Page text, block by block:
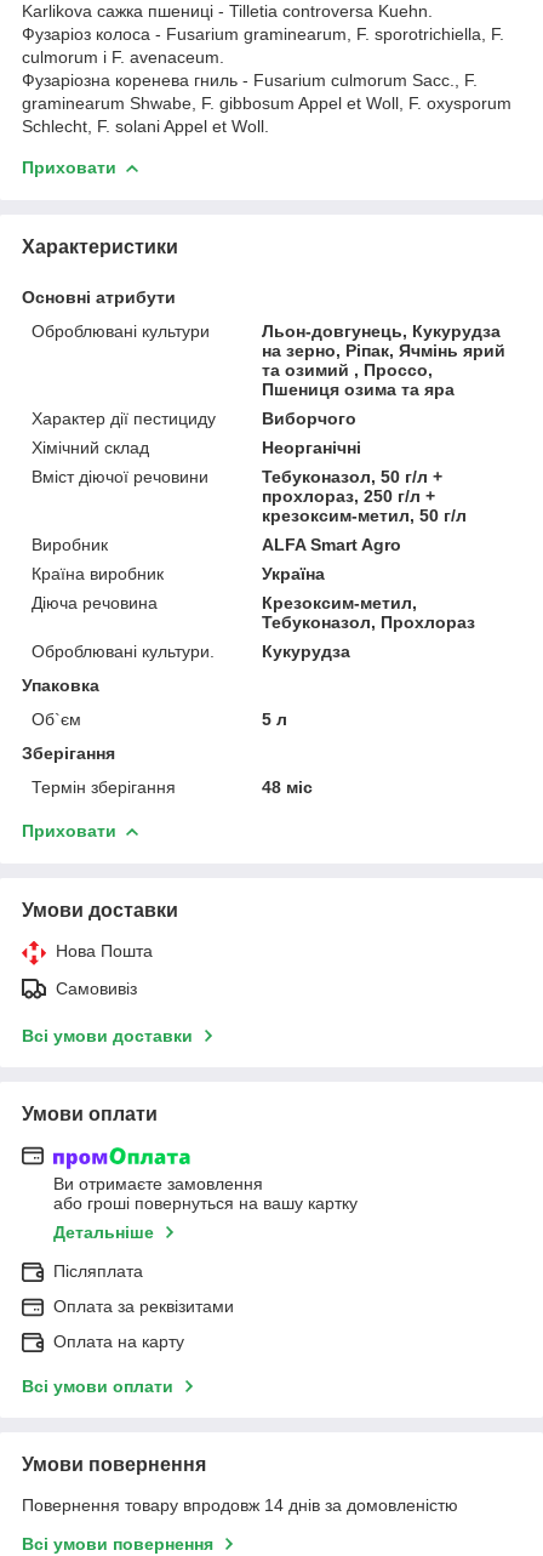
Karlikova сажка пшениці - Tilletia controversa Kuehn.
Фузаріоз колоса - Fusarium graminearum, F. sporotrichiella, F.
culmorum і F. avenaceum.
Фузаріозна коренева гниль - Fusarium culmorum Sacc., F.
graminearum Shwabe, F. gibbosum Appel et Woll, F. oxysporum
Schlecht, F. solani Appel et Woll.
Приховати
Характеристики
Основні атрибути
Оброблювані культури
Льон-довгунець, Кукурудза
на зерно, Ріпак, Ячмінь ярий
та озимий , Проссо,
Пшениця озима та яра
Характер дії пестициду
Виборчого
Хімічний склад
Неорганічні
Вміст діючої речовини
Тебуконазол, 50 г/л +
прохлораз, 250 г/л +
крезоксим-метил, 50 г/л
Виробник
ALFA Smart Agro
Країна виробник
Україна
Діюча речовина
Крезоксим-метил,
Тебуконазол, Прохлораз
Оброблювані культури.
Кукурудза
Упаковка
Об`єм
5 л
Зберігання
Термін зберігання
48 міс
Приховати
Умови доставки
Нова Пошта
Самовивіз
Всі умови доставки
Умови оплати
Ви отримаєте замовлення
або гроші повернуться на вашу картку
Детальніше
Післяплата
Оплата за реквізитами
Оплата на карту
Всі умови оплати
Умови повернення
Повернення товару впродовж 14 днів за домовленістю
Всі умови повернення